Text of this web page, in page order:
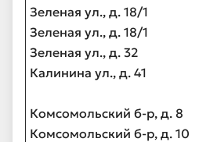
Зеленая ул., д. 18/1
Зеленая ул., д. 18/1
Зеленая ул., д. 32
Калинина ул., д. 41
Комсомольский б-р, д. 8
Комсомольский б-р, д. 10